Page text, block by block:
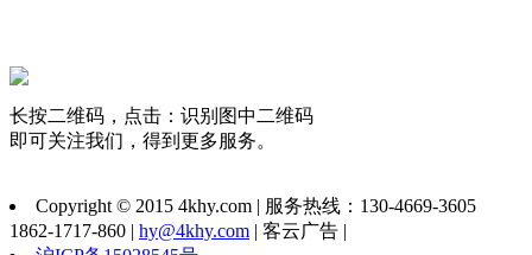
长按二维码，点击：识别图中二维码
即可关注我们，得到更多服务。
Copyright © 2015 4khy.com | 服务热线：130-4669-3605
1862-1717-860 | hy@4khy.com | 客云广告 |